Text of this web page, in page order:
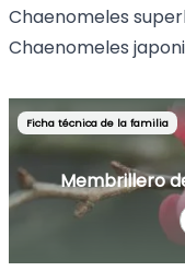
Chaenomeles
Chaenomeles
Ficha técnica de la familia
Membrillero